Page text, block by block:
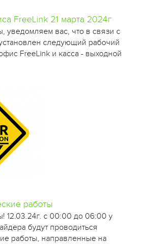
FreeLink 21 марта 2024г
уведомляем вас, что в связи с
следующий рабочий
FreeLink и касса - выходной
работы
12.03.24г. с 00:00 до 06:00 у
будут проводиться
работы, направленные на